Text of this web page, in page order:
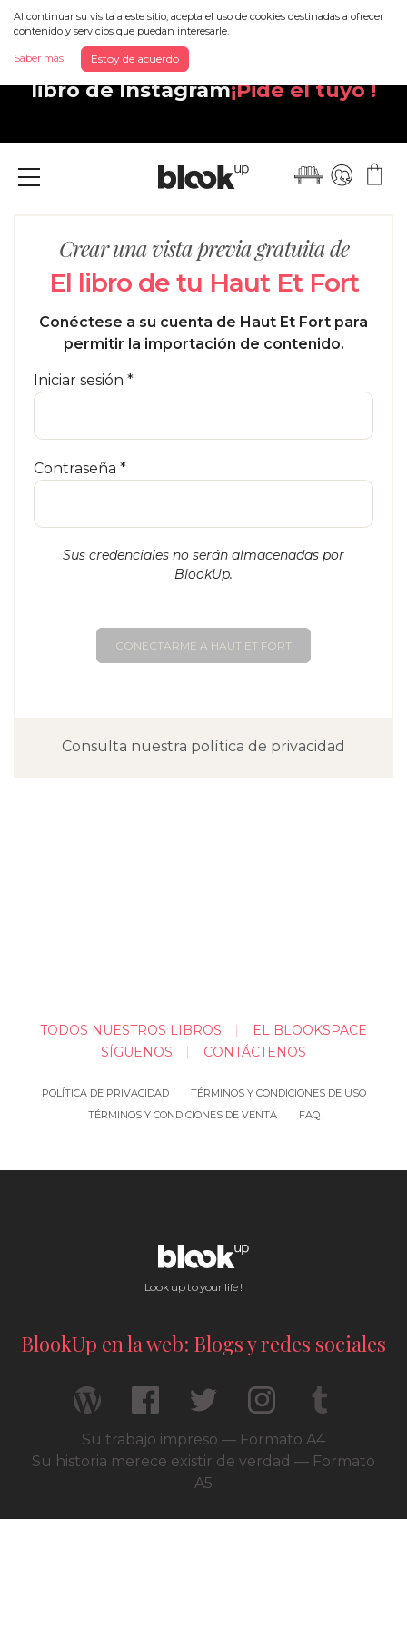
Al continuar su visita a este sitio, acepta el uso de cookies destinadas a ofrecer
contenido y servicios que puedan interesarle.
Saber más Estoy de acuerdo
Descubra tu nuevo y magnífico
libro de Instagram¡Pide el tuyo !
Menu
Crear una vista previa gratuita de
El libro de tu Haut Et Fort
Conéctese a su cuenta de Haut Et Fort para
permitir la importación de contenido.
Iniciar sesión *
Contraseña *
Sus credenciales no serán almacenadas por
BlookUp.
CONECTARME A HAUT ET FORT
Consulta nuestra política de privacidad
TODOS NUESTROS LIBROS
EL BLOOKSPACE
SÍGUENOS
CONTÁCTENOS
POLÍTICA DE PRIVACIDAD
TÉRMINOS Y CONDICIONES DE USO
TÉRMINOS Y CONDICIONES DE VENTA
FAQ
Look up to your life !
BlookUp en la web: Blogs y redes sociales
Su trabajo impreso — Formato A4
Su historia merece existir de verdad — Formato
A5